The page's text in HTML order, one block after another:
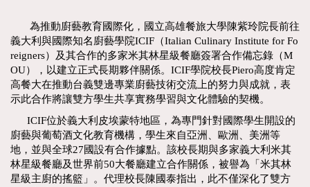
為推動廚藝教育國際化，國立高雄餐旅大學陳紫玲院長前往
義大利與國際知名廚藝學院ICIF（Italian Culinary Institute for Fo
reigners）及其合作的多家米其林星級餐廳簽署合作備忘錄（M
OU），以建立正式長期夥伴關係。ICIF學院校長Piero高度肯定
高餐大在推動台義雙邊專業廚藝技術交流上的努力與成就，表
示此合作將讓雙方學生共享實務學習與文化體驗的契機。
ICIF位於義大利皮埃蒙特地區，為專門針對國際學生開設的
廚藝與葡萄酒文化教育機構，學生來自亞洲、歐洲、美洲等
地，並與全球27國設有合作據點。該校長期與多家義大利米其
林星級餐廳及世界前50大餐廳建立合作關係，被譽為「米其林
星級主廚的搖籃」。代理校長陳國泰指出，此不僅深化了雙方